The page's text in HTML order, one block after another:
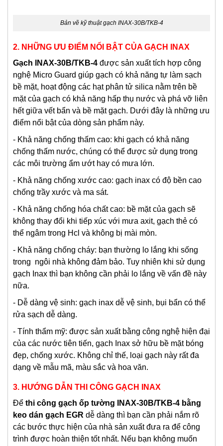
Bản vẽ kỹ thuật gạch INAX-30B/TKB-4
2. NHỮNG ƯU ĐIỂM NỔI BẬT CỦA GẠCH INAX
Gạch INAX-30B/TKB-4 được sản xuất tích hợp công
nghệ Micro Guard giúp gạch có khả năng tự làm sạch
bề mặt, hoạt động các hạt phân tử silica nằm trên bề
mặt của gạch có khả năng hấp thụ nước và phá vỡ liên
hết giữa vết bẩn và bề mặt gạch. Dưới đây là những ưu
điểm nổi bật của dòng sản phẩm này.
- Khả năng chống thấm cao: khi gạch có khả năng
chống thấm nước, chúng có thể được sử dụng trong
các môi trường ẩm ướt hay có mưa lớn.
- Khả năng chống xước cao: gạch inax có độ bền cao
chống trầy xước và ma sát.
- Khả năng chống hóa chất cao: bề mặt của gạch sẽ
không thay đổi khi tiếp xúc với mưa axit, gạch thẻ có
thể ngâm trong Hcl và không bị mài mòn.
- Khả năng chống cháy: bạn thường lo lắng khi sống
trong ngôi nhà không đảm bảo. Tuy nhiên khi sử dụng
gạch Inax thì bạn không cần phải lo lắng về vấn đề này
nữa.
- Dễ dàng vệ sinh: gạch inax dễ vệ sinh, bụi bẩn có thể
rửa sạch dễ dàng.
- Tính thẩm mỹ: được sản xuất bằng công nghệ hiện đại
của các nước tiên tiến, gạch Inax sở hữu bề mặt bóng
đẹp, chống xước. Không chỉ thế, loại gạch này rất đa
dạng về mẫu mã, màu sắc và hoa văn.
3. HƯỚNG DẪN THI CÔNG GẠCH INAX
Để thi công gạch ốp tường INAX-30B/TKB-4 bằng
keo dán gạch EGR dễ dàng thì bạn cần phải nắm rõ
các bước thực hiện của nhà sản xuất đưa ra để công
trình được hoàn thiện tốt nhất. Nếu bạn không muốn